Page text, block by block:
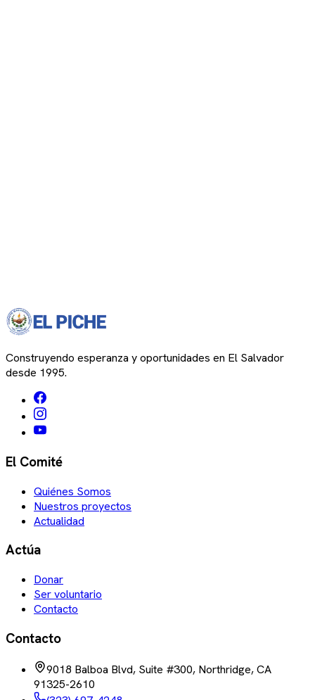
Construyendo esperanza y oportunidades en El Salvador
desde 1995.
El Comité
Quiénes Somos
Nuestros proyectos
Actualidad
Actúa
Donar
Ser voluntario
Contacto
Contacto
9018 Balboa Blvd, Suite #300, Northridge, CA
91325-2610